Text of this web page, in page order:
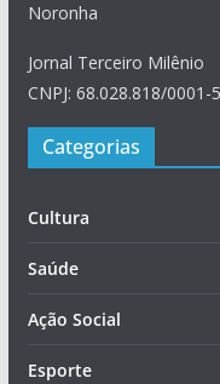
Noronha
Jornal Terceiro Milênio
CNPJ: 68.028.818/0001-
Categorias
Cultura
Saúde
Ação Social
Esporte